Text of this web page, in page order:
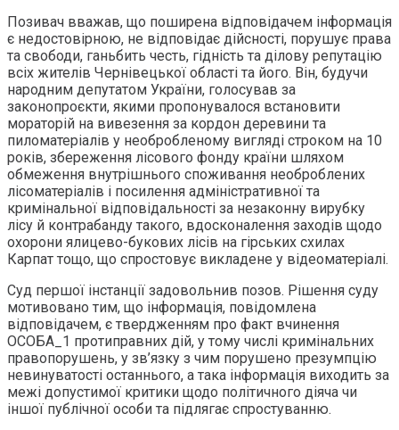
Позивач вважав, що поширена відповідачем інформація
є недостовірною, не відповідає дійсності, порушує права
та свободи, ганьбить честь, гідність та ділову репутацію
всіх жителів Чернівецької області та його. Він, будучи
народним депутатом України, голосував за
законопроєкти, якими пропонувалося встановити
мораторій на вивезення за кордон деревини та
пиломатеріалів у необробленому вигляді строком на 10
років, збереження лісового фонду країни шляхом
обмеження внутрішнього споживання необроблених
лісоматеріалів і посилення адміністративної та
кримінальної відповідальності за незаконну вирубку
лісу й контрабанду такого, вдосконалення заходів щодо
охорони ялицево-букових лісів на гірських схилах
Карпат тощо, що спростовує викладене у відеоматеріалі.
Суд першої інстанції задовольнив позов. Рішення суду
мотивовано тим, що інформація, повідомлена
відповідачем, є твердженням про факт вчинення
ОСОБА_1 протиправних дій, у тому числі кримінальних
правопорушень, у зв’язку з чим порушено презумпцію
невинуватості останнього, а така інформація виходить за
межі допустимої критики щодо політичного діяча чи
іншої публічної особи та підлягає спростуванню.